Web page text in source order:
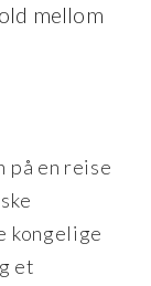
mellom
på en reise
kongelige
et